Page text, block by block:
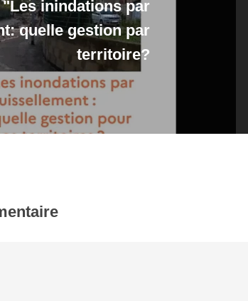
inindations par
quelle gestion par
territoire?